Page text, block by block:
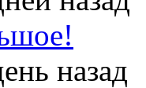
назад